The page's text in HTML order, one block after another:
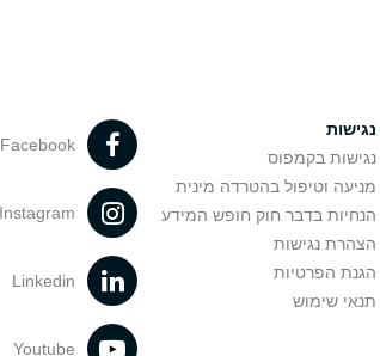
נגישות
נגישות בקמפוס
מניעה וטיפול בהטרדה מינית
הנחיות בדבר חוק חופש המידע
הצהרת נגישות
הגנת הפרטיות
תנאי שימוש
Facebook
Instagram
Linkedin
Youtube